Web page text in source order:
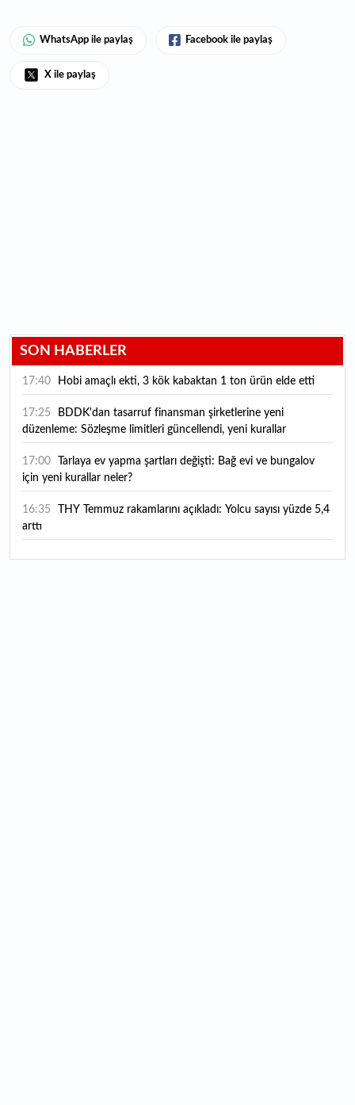
WhatsApp ile paylaş Facebook ile paylaş
X ile paylaş
SON HABERLER
17:40 Hobi amaçlı ekti, 3 kök kabaktan 1 ton ürün elde etti
17:25
düzenleme: Sözleşme limitleri güncellendi, yeni kurallar
yürürlüğe girdi
17:00
için yeni kurallar neler?
16:35
arttı
16:27 Piyasaların beklediği veri geldi: ABD tarım dışı istihdam